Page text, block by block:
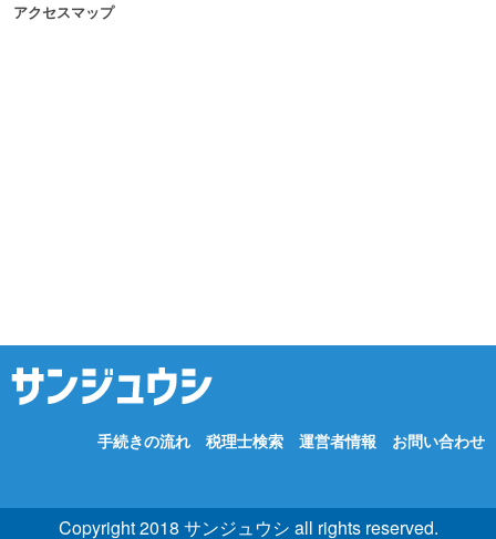
アクセスマップ
手続きの流れ 税理士検索 運営者情報 お問い合わせ
Copyright 2018 サンジュウシ all rights reserved.